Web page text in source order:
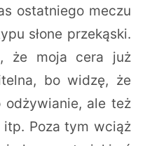
ostatniego meczu
słone przekąski.
że moja cera już
bo widzę, że
odżywianie, ale też
Poza tym wciąż